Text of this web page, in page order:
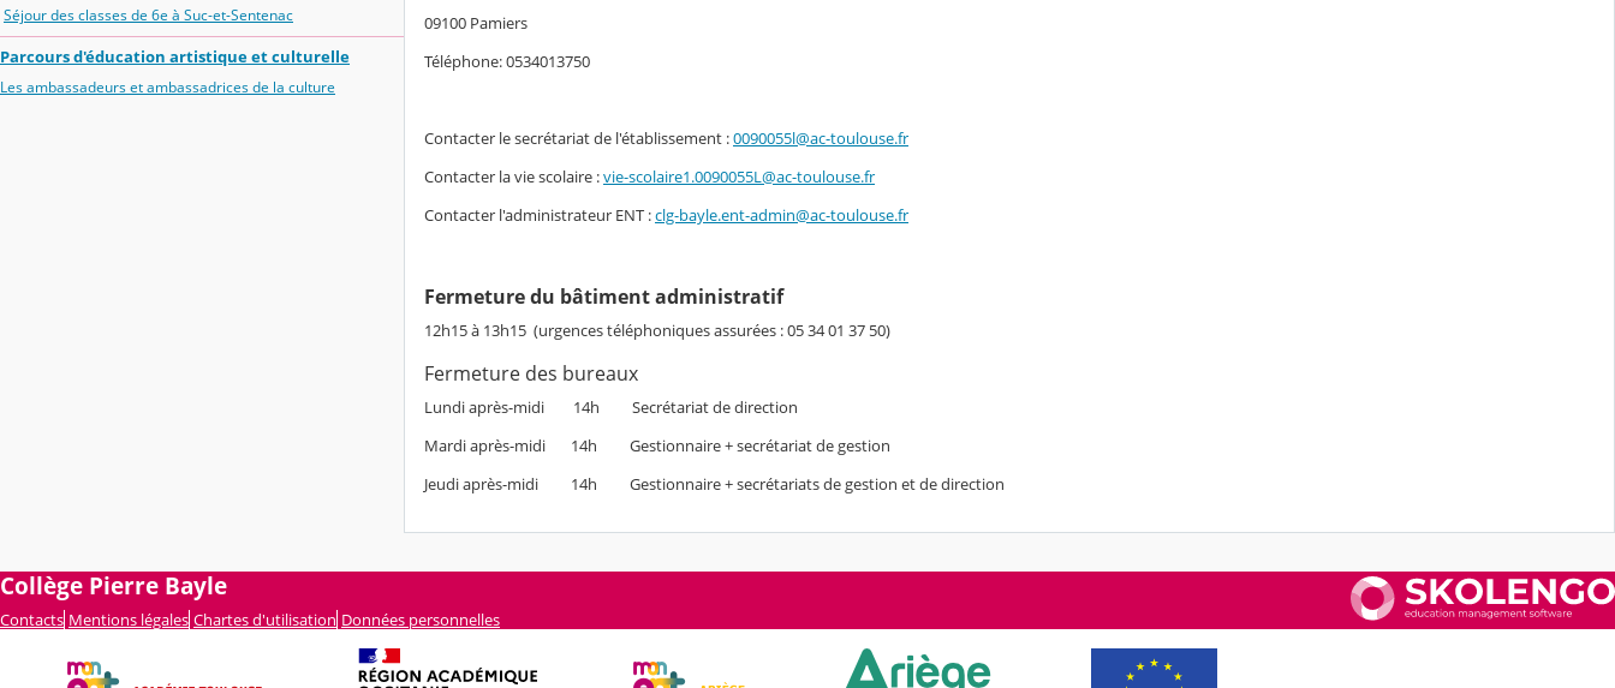
Séjour des classes de 6e à Suc-et-Sentenac
Parcours d'éducation artistique et culturelle
Les ambassadeurs et ambassadrices de la culture
09100 Pamiers
Téléphone: 0534013750
Contacter le secrétariat de l'établissement :0090055l@ac-toulouse.fr
Contacter la vie scolaire :vie-scolaire1.0090055L@ac-toulouse.fr
Contacter l'administrateur ENT :clg-bayle.ent-admin@ac-toulouse.fr
Fermeture du bâtiment administratif
12h15 à 13h15 (urgences téléphoniques assurées : 05 34 01 37 50)
Fermeture des bureaux
Lundi après-midi 14h Secrétariat de direction
Mardi après-midi 14h Gestionnaire + secrétariat de gestion
Jeudi après-midi 14h Gestionnaire + secrétariats de gestion et de direction
Collège Pierre Bayle
Contacts Mentions légales Chartes d'utilisation Données personnelles